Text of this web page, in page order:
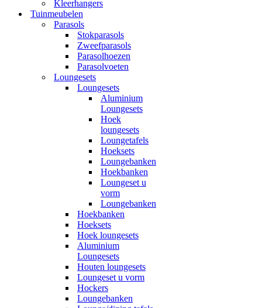
Kleerhangers
Tuinmeubelen
Parasols
Stokparasols
Zweefparasols
Parasolhoezen
Parasolvoeten
Loungesets
Loungesets
Aluminium
Loungesets
Hoek
loungesets
Loungetafels
Hoeksets
Loungebanken
Hoekbanken
Loungeset u
vorm
Loungebanken
Hoekbanken
Hoeksets
Hoek loungesets
Aluminium
Loungesets
Houten loungesets
Loungeset u vorm
Hockers
Loungebanken